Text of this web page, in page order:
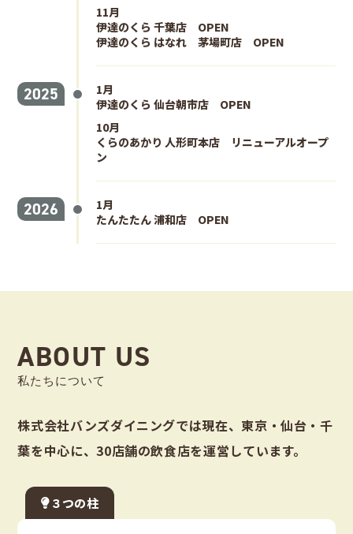
11月
伊達のくら 千葉店 OPEN
伊達のくら はなれ 茅場町店 OPEN
2025
1月
伊達のくら 仙台朝市店 OPEN
10月
くらのあかり 人形町本店 リニューアルオープ
ン
2026
1月
たんたたん 浦和店 OPEN
ABOUT US
私たちについて
株式会社バンズダイニングでは現在、東京・仙台・千
葉を中心に、30店舗の飲食店を運営しています。
３つの柱